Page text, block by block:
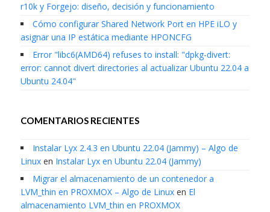
r10k y Forgejo: diseño, decisión y funcionamiento
Cómo configurar Shared Network Port en HPE iLO y
asignar una IP estática mediante HPONCFG
Error "libc6(AMD64) refuses to install: "dpkg-divert:
error: cannot divert directories al actualizar Ubuntu 22.04 a
Ubuntu 24.04"
COMENTARIOS RECIENTES
Instalar Lyx 2.4.3 en Ubuntu 22.04 (Jammy) – Algo de
Linuxen Instalar Lyx en Ubuntu 22.04 (Jammy)
Migrar el almacenamiento de un contenedor a
LVM_thin en PROXMOX – Algo de Linuxen El
almacenamiento LVM_thin en PROXMOX